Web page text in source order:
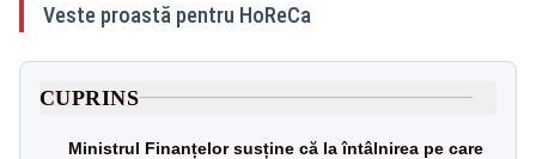
Veste proastă pentru HoReCa
CUPRINS
Ministrul Finanțelor susține că la întâlnirea pe care